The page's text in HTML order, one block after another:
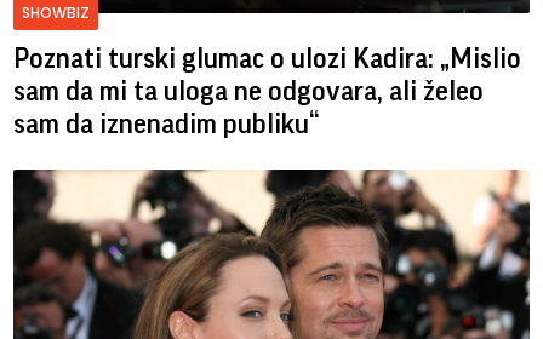
SHOWBIZ
Poznati turski glumac o ulozi Kadira: „Mislio
sam da mi ta uloga ne odgovara, ali želeo
sam da iznenadim publiku“